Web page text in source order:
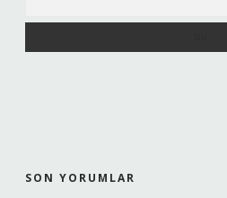
SON YORUMLAR